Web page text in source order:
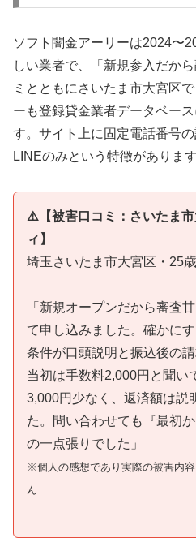
ソフト闇金アーリーは2024〜
しい業者で、「新規参入だか
ミとともにさいたま市大宮区
ーも登録貸金業者データベー
す。サイト上に固定電話番号
LINEのみという特徴があります
⚠️【被害口コミ：さいたま
ィ】
埼玉さいたま市大宮区・25
「新規オープンだから審査
て申し込みました。確かに
条件が口頭説明と振込後の
当初は手数料2,000円と聞い
3,000円少なく、返済額は説
た。問い合わせても『最初
の一点張りでした」
※個人の感想であり実際の被害内
ん